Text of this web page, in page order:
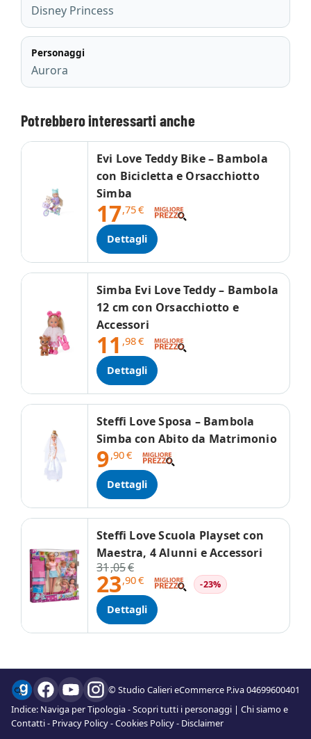
Disney Princess
Personaggi
Aurora
Potrebbero interessarti anche
Evi Love Teddy Bike – Bambola
con Bicicletta e Orsacchiotto
Simba
17,75€
Dettagli
Simba Evi Love Teddy – Bambola
12 cm con Orsacchiotto e
Accessori
11 ,98€
Dettagli
Steffi Love Sposa – Bambola
Simba con Abito da Matrimonio
9,90€
Dettagli
Steffi Love Scuola Playset con
Maestra, 4 Alunni e Accessori
31,05€
23,90€ -23%
Dettagli
© Studio Calieri eCommerce P.iva 04699600401
Indice: Naviga per Tipologia-Scopri tutti i personaggi | Chi siamo e
Contatti- Privacy Policy-Cookies Policy- Disclaimer